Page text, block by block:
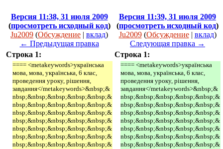
Версия 11:38, 31 июля 2009
(просмотреть исходный код)
Ju2009 (Обсуждение | вклад)
← Предыдущая правка
Версия 11:39, 31 июля 2009
(просмотреть исходный код)
Ju2009 (Обсуждение| вклад)
Следующая правка →
Строка 1:
Строка 1:
==== <metakeywords>українська
мова, мова, українська, 6 клас,
проведення уроку, рішення,
завдання</metakeywords>&nbsp;&
nbsp;&nbsp;&nbsp;&nbsp;&nbsp;&
nbsp;&nbsp;&nbsp;&nbsp;&nbsp;&
nbsp;&nbsp;&nbsp;&nbsp;&nbsp;&
nbsp;&nbsp;&nbsp;&nbsp;&nbsp;&
nbsp;&nbsp;&nbsp;&nbsp;&nbsp;&
nbsp;&nbsp;&nbsp;&nbsp;&nbsp;&
nbsp;&nbsp;&nbsp;&nbsp;&nbsp;&
==== <metakeywords>українська
мова, мова, українська, 6 клас,
проведення уроку, рішення,
завдання</metakeywords>&nbsp;&
nbsp;&nbsp;&nbsp;&nbsp;&nbsp;&
nbsp;&nbsp;&nbsp;&nbsp;&nbsp;&
nbsp;&nbsp;&nbsp;&nbsp;&nbsp;&
nbsp;&nbsp;&nbsp;&nbsp;&nbsp;&
nbsp;&nbsp;&nbsp;&nbsp;&nbsp;&
nbsp;&nbsp;&nbsp;&nbsp;&nbsp;&
nbsp;&nbsp;&nbsp;&nbsp;&nbsp;&